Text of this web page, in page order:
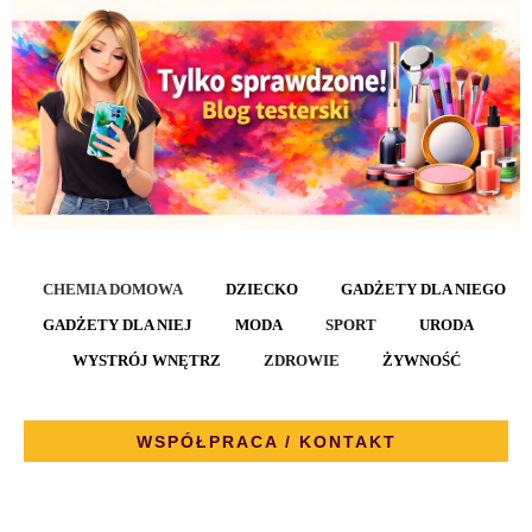
CHEMIA DOMOWA DZIECKO
GADŻETY DLA NIEGO
GADŻETY DLA NIEJ
MODA SPORT
URODA
WYSTRÓJ WNĘTRZ
ZDROWIE ŻYWNOŚĆ
WSPÓŁPRACA / KONTAKT